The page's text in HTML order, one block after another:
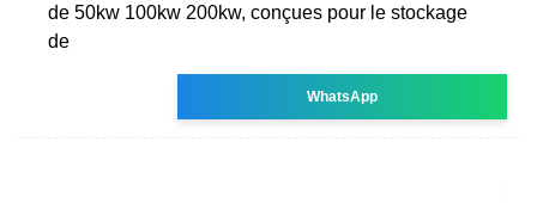
de 50kw 100kw 200kw, conçues pour le stockage
de
WhatsApp